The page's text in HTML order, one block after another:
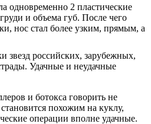
одновременно 2 пластические
и объема губ. После чего
нос стал более узким, прямым, а
и ботокса говорить не
похожим на куклу,
операции вполне удачные.